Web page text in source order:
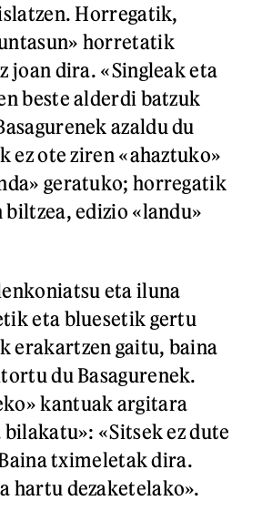
Horregatik,
horretatik
joan dira. «Singleak eta
beste alderdi batzuk
azaldu du
ez ote ziren «ahaztuko»
geratuko; horregatik
edizio «landu»
eta iluna
eta bluesetik gertu
erakartzen gaitu, baina
du Basagurenek.
kantuak argitara
«Sitsek ez dute
tximeletak dira.
hartu dezaketelako».